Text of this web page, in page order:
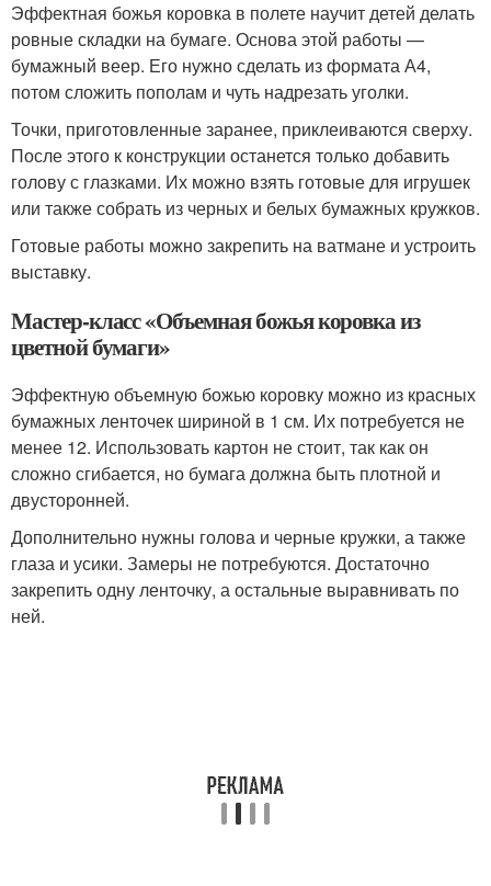
Эффектная божья коровка в полете научит детей делать
ровные складки на бумаге. Основа этой работы —
бумажный веер. Его нужно сделать из формата А4,
потом сложить пополам и чуть надрезать уголки.
Точки, приготовленные заранее, приклеиваются сверху.
После этого к конструкции останется только добавить
голову с глазками. Их можно взять готовые для игрушек
или также собрать из черных и белых бумажных кружков.
Готовые работы можно закрепить на ватмане и устроить
выставку.
Мастер-класс «Объемная божья коровка из
цветной бумаги»
Эффектную объемную божью коровку можно из красных
бумажных ленточек шириной в 1 см. Их потребуется не
менее 12. Использовать картон не стоит, так как он
сложно сгибается, но бумага должна быть плотной и
двусторонней.
Дополнительно нужны голова и черные кружки, а также
глаза и усики. Замеры не потребуются. Достаточно
закрепить одну ленточку, а остальные выравнивать по
ней.